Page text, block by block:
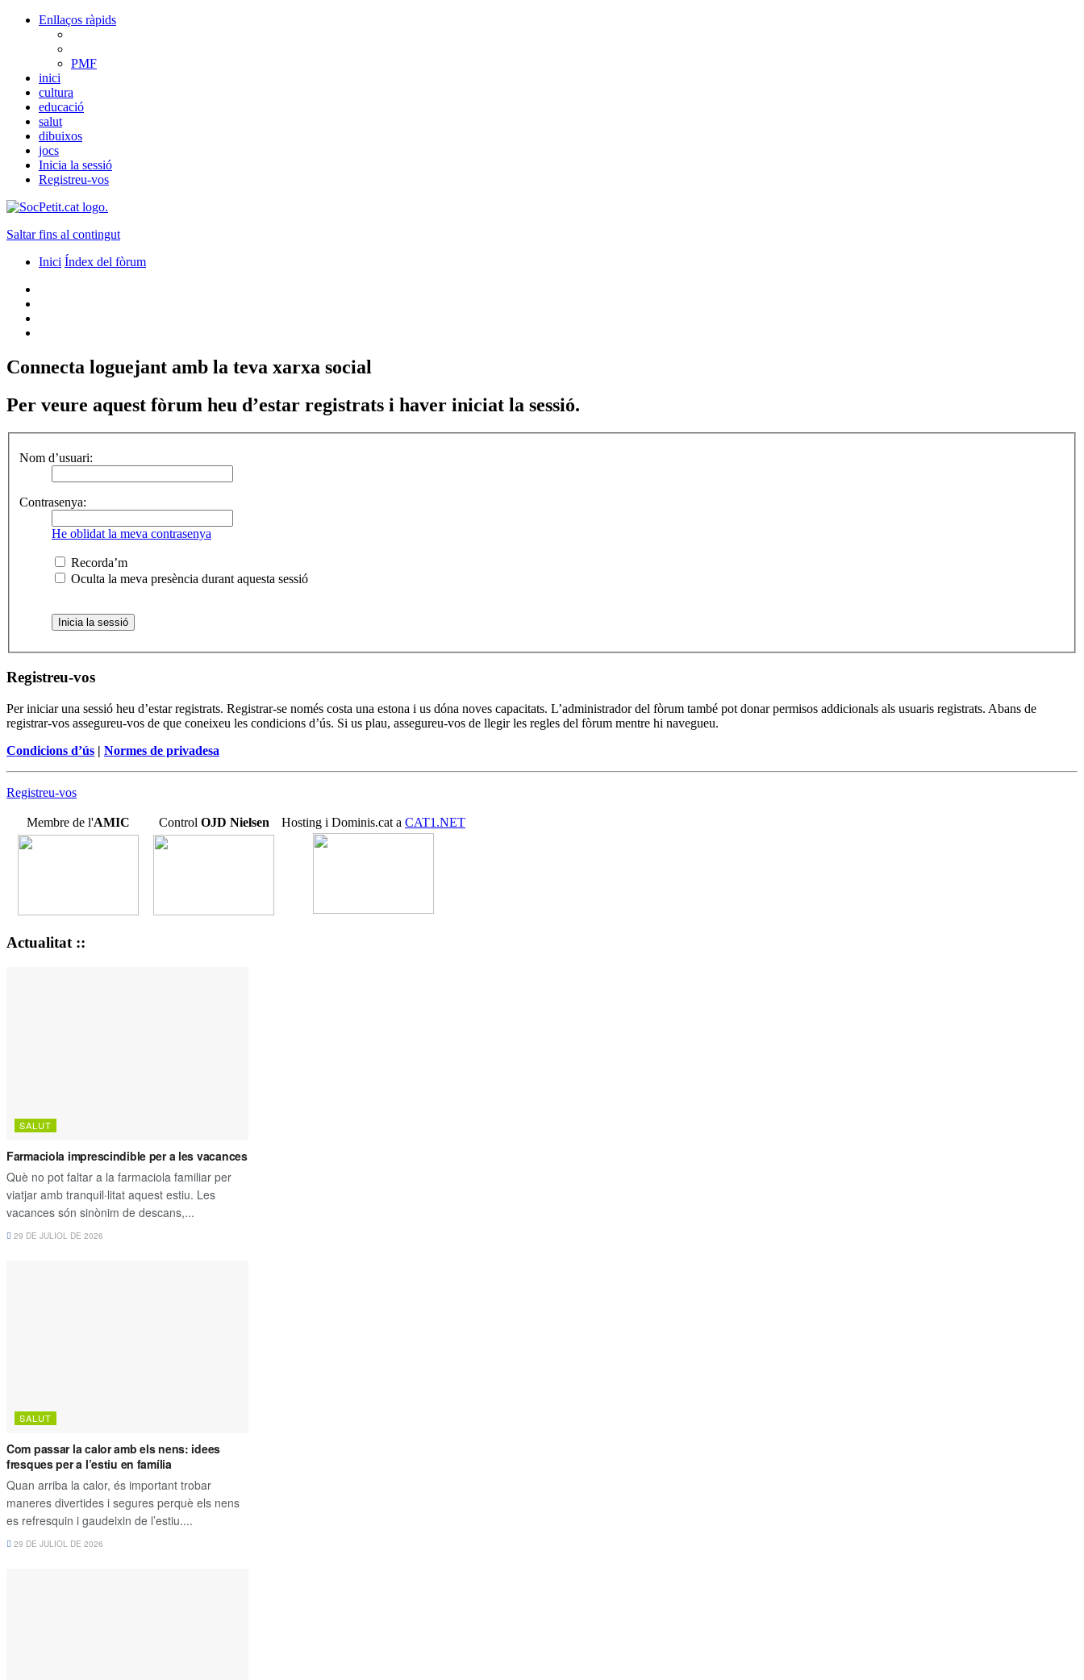
Enllaços ràpids
PMF
inici
cultura
educació
salut
dibuixos
jocs
Inicia la sessió
Registreu-vos
Saltar fins al contingut
Inici Índex del fòrum
Connecta loguejant amb la teva xarxa social
Per veure aquest fòrum heu d’estar registrats i haver iniciat la sessió.
Nom d’usuari:
Contrasenya:
He oblidat la meva contrasenya
Recorda’m
Oculta la meva presència durant aquesta sessió
Registreu-vos
Per iniciar una sessió heu d’estar registrats. Registrar-se només costa una estona i us dóna noves capacitats. L’administrador del fòrum també pot donar permisos addicionals als usuaris registrats. Abans de
registrar-vos assegureu-vos de que coneixeu les condicions d’ús. Si us plau, assegureu-vos de llegir les regles del fòrum mentre hi navegueu.
Condicions d’ús | Normes de privadesa
Registreu-vos
Membre de l'AMIC Control OJD Nielsen Hosting i Dominis.cat a CAT1.NET
Actualitat ::